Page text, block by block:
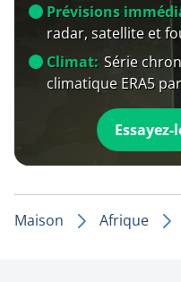
Prévisions
radar, satellite et
Climat: Série
climatique ERA5
Maison Afrique